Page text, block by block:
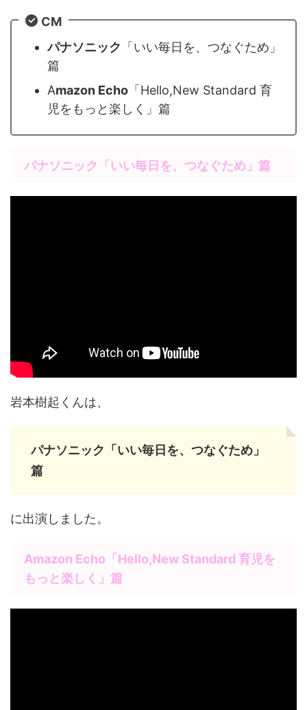
CM
パナソニック 「いい毎日を、つなぐため」
篇
Amazon Echo 「Hello,New Standard 育
児をもっと楽しく」篇
パナソニック 「いい毎日を、つなぐため」篇
岩本樹起くんは、
パナソニック「いい毎日を、つなぐため」
篇
に出演しました。
Amazon Echo 「Hello,New Standard 育児を
もっと楽しく」篇